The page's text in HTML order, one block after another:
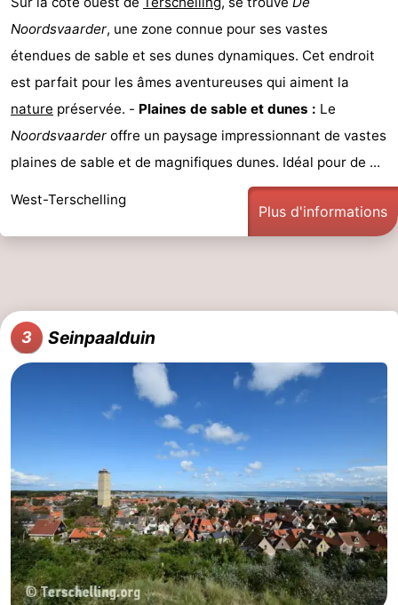
Faire
du
vélo
-
Randonnée
-
Équitation
-
Surfen
sur
les
Wadden
des
phoques
Boire
et
manger
Événements
Pratiques
Route
-
Stationnement
Saut
des
Adresses
Noordsvaarder, une zone connue pour ses vastes
étendues de sable et ses dunes dynamiques. Cet endroit
est parfait pour les âmes aventureuses qui aiment la
nature préservée. - Plaines de sable et dunes : Le
Noordsvaarder offre un paysage impressionnant de vastes
plaines de sable et de magnifiques dunes. Idéal pour de ...
West-Terschelling
Plus d'informations
3 Seinpaalduin